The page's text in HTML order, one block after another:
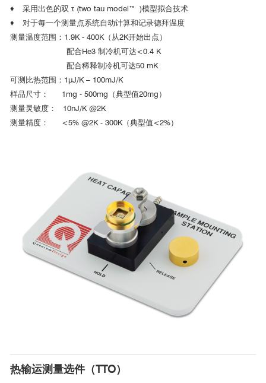
♦ 采用出色的双 τ (two tau model™ )模型拟合技术
♦ 对于每一个测量点系统自动计算和记录德拜温度
测量温度范围：1.9K - 400K（从2K开始出点）
配合He3 制冷机可达<0.4 K
配合稀释制冷机可达50 mK
可测比热范围：1μJ/K – 100mJ/K
样品尺寸： 1mg - 500mg（典型值20mg）
测量灵敏度： 10nJ/K @2K
测量精度： <5% @2K - 300K（典型值<2%）
热输运测量选件（TTO）
2020年9月，中科院强耦合量子材料物理重点实验室和中科院金
属所在Nature子刊NPG Asia Materials上合作发表了一篇关于二维碳
化物薄膜Mo2C常规超导体在压力下的超导机理研究文章
Mo C
参考文献：